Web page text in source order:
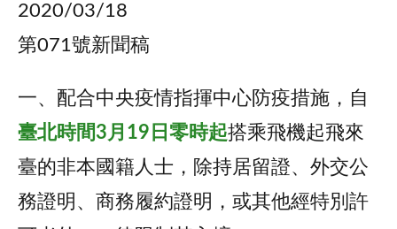
2020/03/18
第071號新聞稿
一、配合中央疫情指揮中心防疫措施，自
臺北時間3月19日零時起搭乘飛機起飛來
臺的非本國籍人士，除持居留證、外交公
務證明、商務履約證明，或其他經特別許